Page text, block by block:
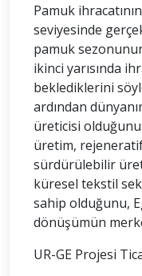
Pamuk
seviyesinde
pamuk
ikinci yarısında
beklediklerini
ardından
üreticisi olduğunu
üretim,
sürdürülebilir
küresel tekstil
sahip olduğunu,
dönüşümün
UR-GE Projesi